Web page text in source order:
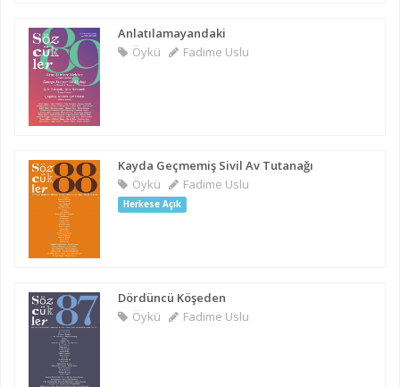
Anlatılamayandaki
Öykü
Fadime Uslu
Kayda Geçmemiş Sivil Av Tutanağı
Öykü
Fadime Uslu
Herkese Açık
Dördüncü Köşeden
Öykü
Fadime Uslu